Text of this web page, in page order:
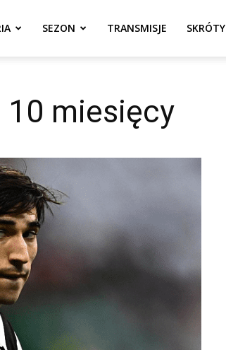
SEZON TRANSMISJE SKRÓTY
10 miesięcy